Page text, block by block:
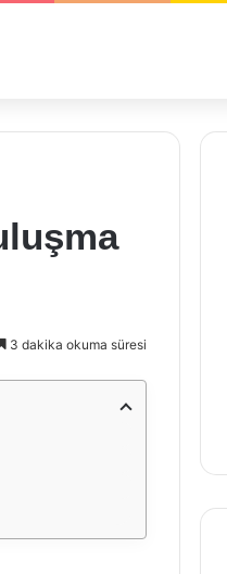
3 dakika okuma süresi